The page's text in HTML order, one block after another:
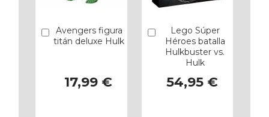
Avengers figura
titán deluxe Hulk
17,99 €
Añadir
Lego Súper
Héroes batalla
Hulkbuster vs.
Hulk
54,95 €
Añadir